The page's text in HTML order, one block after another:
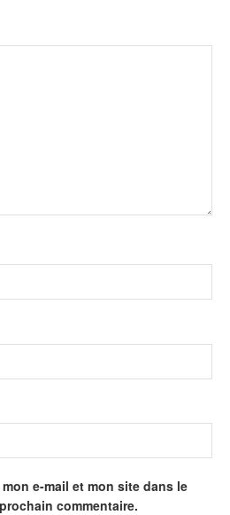
e-mail et mon site dans le
commentaire.